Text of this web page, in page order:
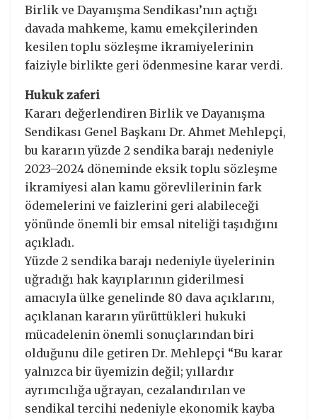
Birlik ve Dayanışma Sendikası’nın açtığı
davada mahkeme, kamu emekçilerinden
kesilen toplu sözleşme ikramiyelerinin
faiziyle birlikte geri ödenmesine karar verdi.
Hukuk zaferi
Kararı değerlendiren Birlik ve Dayanışma
Sendikası Genel Başkanı Dr. Ahmet Mehlepçi,
bu kararın yüzde 2 sendika barajı nedeniyle
2023–2024 döneminde eksik toplu sözleşme
ikramiyesi alan kamu görevlilerinin fark
ödemelerini ve faizlerini geri alabileceği
yönünde önemli bir emsal niteliği taşıdığını
açıkladı.
Yüzde 2 sendika barajı nedeniyle üyelerinin
uğradığı hak kayıplarının giderilmesi
amacıyla ülke genelinde 80 dava açıklarını,
açıklanan kararın yürüttükleri hukuki
mücadelenin önemli sonuçlarından biri
olduğunu dile getiren Dr. Mehlepçi “Bu karar
yalnızca bir üyemizin değil; yıllardır
ayrımcılığa uğrayan, cezalandırılan ve
sendikal tercihi nedeniyle ekonomik kayba